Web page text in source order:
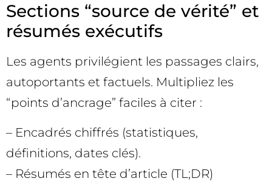
Sections “source de vérité” et
résumés exécutifs
Les agents privilégient les passages clairs,
autoportants et factuels. Multipliez les
“points d’ancrage” faciles à citer :
– Encadrés chiffrés (statistiques,
définitions, dates clés).
– Résumés en tête d’article (TL;DR)